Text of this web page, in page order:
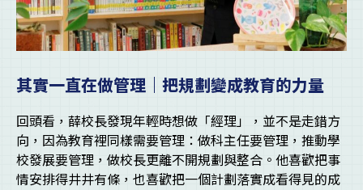
其實一直在做管理｜把規劃變成教育的力量
回頭看，薛校長發現年輕時想做「經理」，並不是走錯方
向，因為教育裡同樣需要管理：做科主任要管理，推動學
校發展要管理，做校長更離不開規劃與整合。他喜歡把事
情安排得井井有條，也喜歡把一個計劃落實成看得見的成